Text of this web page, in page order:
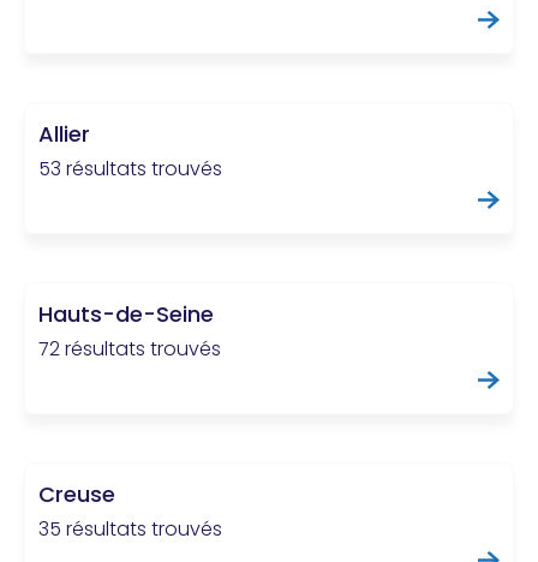
Allier
53 résultats trouvés
Hauts-de-Seine
72 résultats trouvés
Creuse
35 résultats trouvés